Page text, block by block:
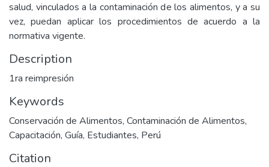
salud, vinculados a la contaminación de los alimentos, y a su
vez, puedan aplicar los procedimientos de acuerdo a la
normativa vigente.
Description
1ra reimpresión
Keywords
Conservación de Alimentos, Contaminación de Alimentos,
Capacitación, Guía, Estudiantes, Perú
Citation